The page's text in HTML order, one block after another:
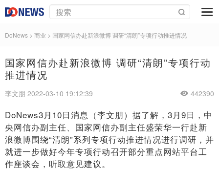
DoNews > 商业 > 国家网信办赴新浪微博 调研“清朗”专项行动推进情况
国家网信办赴新浪微博 调研“清朗”专项行动
推进情况
李文朋 2022-03-10 19:12:39 442390
DoNews3月10日消息（李文朋）据了解，3月9日，中
央网信办副主任、国家网信办副主任盛荣华一行赴新
浪微博围绕“清朗”系列专项行动推进情况进行调研，并
就进一步做好今年专项行动召开部分重点网站平台工
作座谈会，听取意见建议。